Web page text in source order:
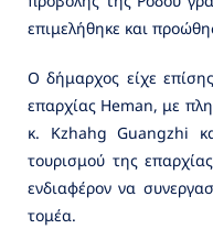
επιμελήθηκε και
Ο δήμαρχος είχε
επαρχίας Heman, με
κ. Kzhahg Guangzhi
τουρισμού της
ενδιαφέρον να
τομέα.